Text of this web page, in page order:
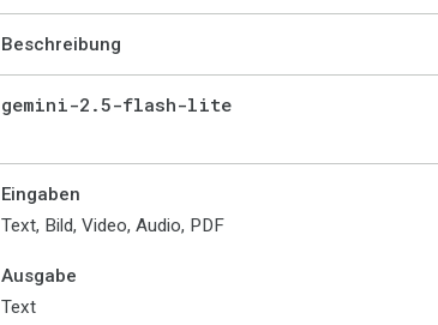
Beschreibung
gemini-2 .5-flash-lite
Eingaben
Text, Bild, Video, Audio, PDF
Ausgabe
Text